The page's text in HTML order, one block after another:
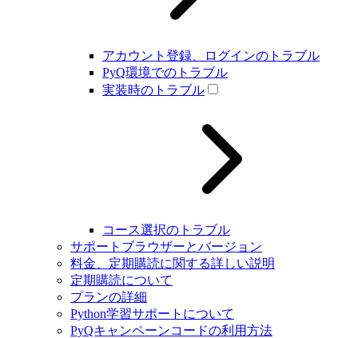
アカウント登録、ログインのトラブル
PyQ環境でのトラブル
実装時のトラブル
コース選択のトラブル
サポートブラウザーとバージョン
料金、定期購読に関する詳しい説明
定期購読について
プランの詳細
Python学習サポートについて
PyQキャンペーンコードの利用方法